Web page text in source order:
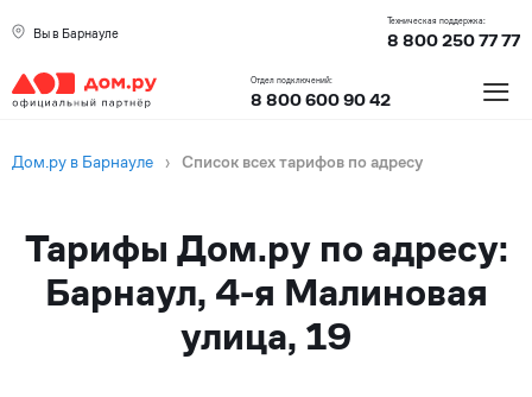
Вы в Барнауле
Техническая поддержка:
8 800 250 77 77
Отдел подключений:
8 800 600 90 42 ≡
Дом.ру в Барнауле › Список всех тарифов по адресу
Тарифы Дом.ру по адресу:
Барнаул, 4-я Малиновая
улица, 19